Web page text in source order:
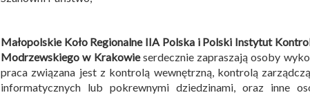
Małopolskie Koło Regionalne IIA Polska i Polski Instytut
Modrzewskiego w Krakowieserdecznie zapraszają osoby
praca związana jest z kontrolą wewnętrzną, kontrolą
informatycznych lub pokrewnymi dziedzinami, oraz inne